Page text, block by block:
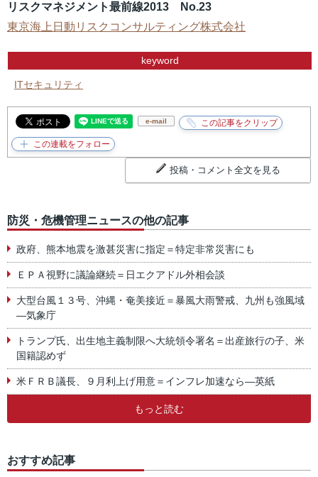
リスクマネジメント最前線2013 No.23
東京海上日動リスクコンサルティング株式会社
keyword
ITセキュリティ
e-mail
投稿・コメント全文を見る
防災・危機管理ニュースの他の記事
政府、熊本地震を激甚災害に指定＝特定非常災害にも
ＥＰＡ視野に議論継続＝日エクアドル外相会談
大型台風１３号、沖縄・奄美接近＝暴風大雨警戒、九州も強風域
―気象庁
トランプ氏、出生地主義制限へ大統領令署名＝出産旅行の子、米
国籍認めず
米ＦＲＢ議長、９月利上げ用意＝インフレ加速なら―英紙
もっと読む
おすすめ記事